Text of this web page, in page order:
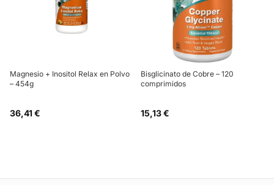
Magnesio + Inositol Relax en Polvo
– 454g
36,41 €
Bisglicinato de Cobre – 120
comprimidos
15,13 €